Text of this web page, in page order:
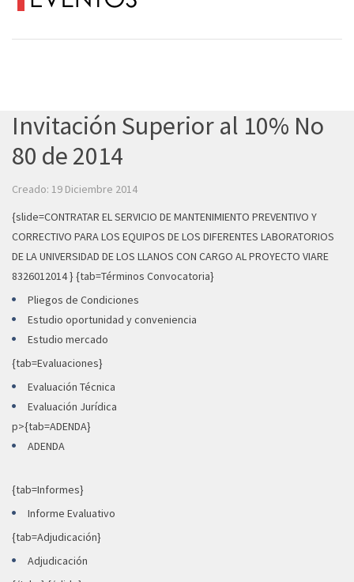
Invitación Superior al 10% No
80 de 2014
Creado: 19 Diciembre 2014
{slide=CONTRATAR EL SERVICIO DE MANTENIMIENTO PREVENTIVO Y
CORRECTIVO PARA LOS EQUIPOS DE LOS DIFERENTES LABORATORIOS
DE LA UNIVERSIDAD DE LOS LLANOS CON CARGO AL PROYECTO VIARE
8326012014 } {tab=Términos Convocatoria}
Pliegos de Condiciones
Estudio oportunidad y conveniencia
Estudio mercado
{tab=Evaluaciones}
Evaluación Técnica
Evaluación Jurídica
p>{tab=ADENDA}
ADENDA
{tab=Informes}
Informe Evaluativo
{tab=Adjudicación}
Adjudicación